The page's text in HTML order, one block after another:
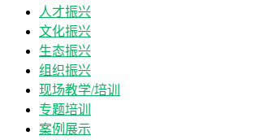
人才振兴
文化振兴
生态振兴
组织振兴
现场教学/培训
专题培训
案例展示